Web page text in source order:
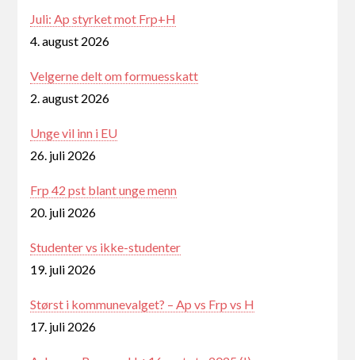
Juli: Ap styrket mot Frp+H
4. august 2026
Velgerne delt om formuesskatt
2. august 2026
Unge vil inn i EU
26. juli 2026
Frp 42 pst blant unge menn
20. juli 2026
Studenter vs ikke-studenter
19. juli 2026
Størst i kommunevalget? – Ap vs Frp vs H
17. juli 2026